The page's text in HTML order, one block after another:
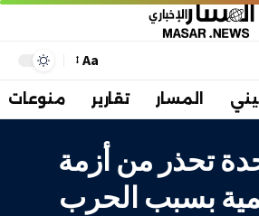
Aa
المسار تقارير منوعات
تحذر من أزمة
بسبب الحرب